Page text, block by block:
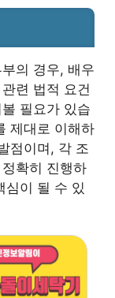
의 경우, 배우
련 법적 요건
필요가 있습
제대로 이해하
점이며, 각 조
확히 진행하
심이 될 수 있